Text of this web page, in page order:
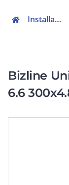
Installatiemateriaal en buizen
Bizline
6.6